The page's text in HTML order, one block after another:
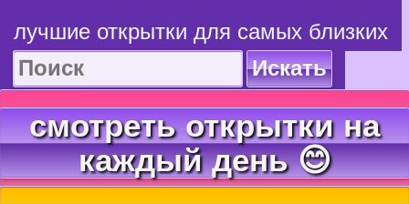
лучшие открытки для самых близких
Искать
смотреть открытки на
каждый день 😊